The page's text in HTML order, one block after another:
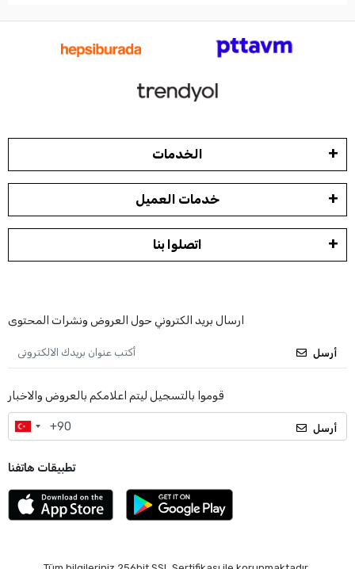
الخدمات
خدمات العميل
اتصلوا بنا
ارسال بريد الكتروني حول العروض ونشرات المحتوى
أرسل
قوموا بالتسجيل ليتم اعلامكم بالعروض والاخبار
أرسل
تطبيقات هاتفنا